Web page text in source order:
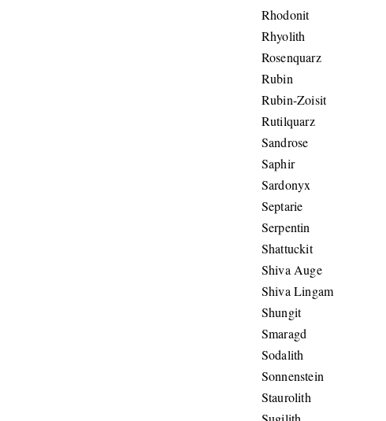
Rhodonit
Rhyolith
Rosenquarz
Rubin
Rubin-Zoisit
Rutilquarz
Sandrose
Saphir
Sardonyx
Septarie
Serpentin
Shattuckit
Shiva Auge
Shiva Lingam
Shungit
Smaragd
Sodalith
Sonnenstein
Staurolith